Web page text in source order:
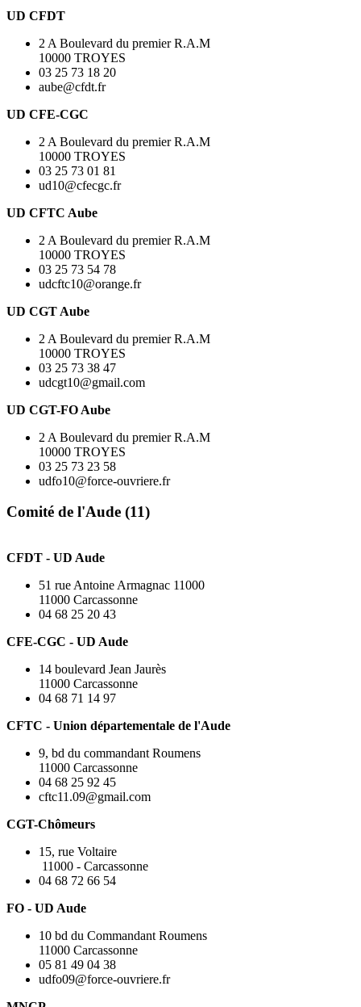
UD CFDT
2 A Boulevard du premier R.A.M
10000 TROYES
03 25 73 18 20
aube@cfdt.fr
UD CFE-CGC
2 A Boulevard du premier R.A.M
10000 TROYES
03 25 73 01 81
ud10@cfecgc.fr
UD CFTC Aube
2 A Boulevard du premier R.A.M
10000 TROYES
03 25 73 54 78
udcftc10@orange.fr
UD CGT Aube
2 A Boulevard du premier R.A.M
10000 TROYES
03 25 73 38 47
udcgt10@gmail.com
UD CGT-FO Aube
2 A Boulevard du premier R.A.M
10000 TROYES
03 25 73 23 58
udfo10@force-ouvriere.fr
Comité de l'Aude (11)
CFDT - UD Aude
51 rue Antoine Armagnac 11000
11000 Carcassonne
04 68 25 20 43
CFE-CGC - UD Aude
14 boulevard Jean Jaurès
11000 Carcassonne
04 68 71 14 97
CFTC - Union départementale de l'Aude
9, bd du commandant Roumens
11000 Carcassonne
04 68 25 92 45
cftc11.09@gmail.com
CGT-Chômeurs
15, rue Voltaire
11000 - Carcassonne
04 68 72 66 54
FO - UD Aude
10 bd du Commandant Roumens
11000 Carcassonne
05 81 49 04 38
udfo09@force-ouvriere.fr